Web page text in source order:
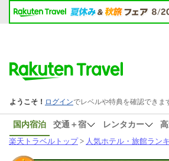
国内宿泊 交通＋宿 レンタカー
楽天トラベルトップ> 人気ホテル・旅館ラン